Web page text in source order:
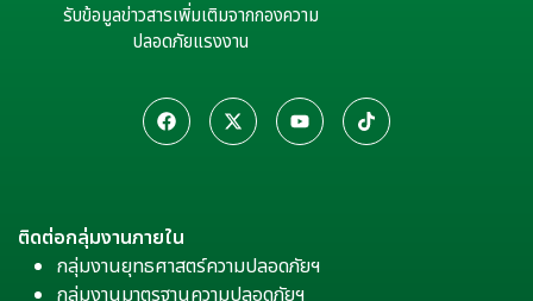
รับข้อมูลข่าวสารเพิ่มเติมจากกองความ
ปลอดภัยแรงงาน
ติดต่อกลุ่มงานภายใน
กลุ่มงานยุทธศาสตร์ความปลอดภัยฯ
กลุ่มงานมาตรฐานความปลอดภัยฯ